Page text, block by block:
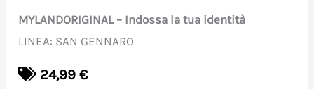
MYLANDORIGINAL – Indossa la tua identità
LINEA: SAN GENNARO
24,99 €
quantità